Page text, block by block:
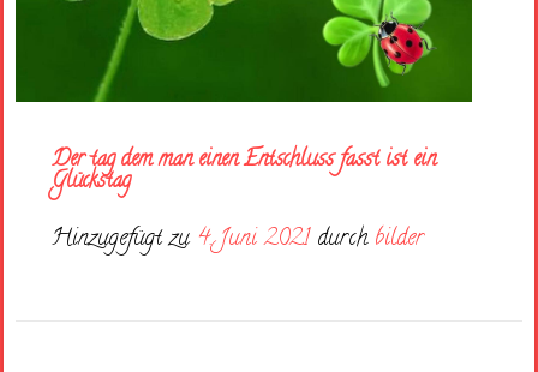
Der tag dem man einen Entschluss fasst ist ein
Glückstag
Hinzugefügt zu 4. Juni 2021 durch bilder